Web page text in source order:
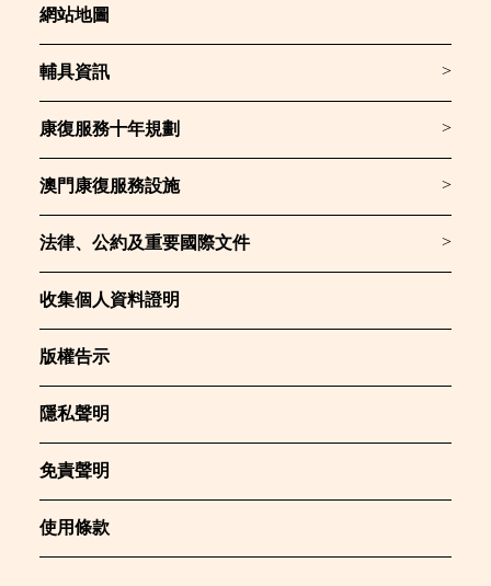
網站地圖
輔具資訊 >
康復服務十年規劃 >
澳門康復服務設施 >
法律、公約及重要國際文件 >
收集個人資料證明
版權告示
隱私聲明
免責聲明
使用條款